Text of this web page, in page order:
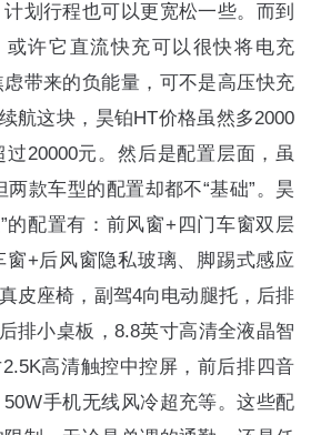
划行程也可以更宽松一些。而到
或许它直流快充可以很快将电充
带来的负能量，可不是高压快充
航这块，昊铂HT价格虽然多2000
20000元。然后是配置层面，虽
两款车型的配置却都不“基础”。昊
的配置有：前风窗+四门车窗双层
窗+后风窗隐私玻璃、脚踢式感应
皮座椅，副驾4向电动腿托，后排
排小桌板，8.8英寸高清全液晶智
高清触控中控屏，前后排四音
手机无线风冷超充等。这些配